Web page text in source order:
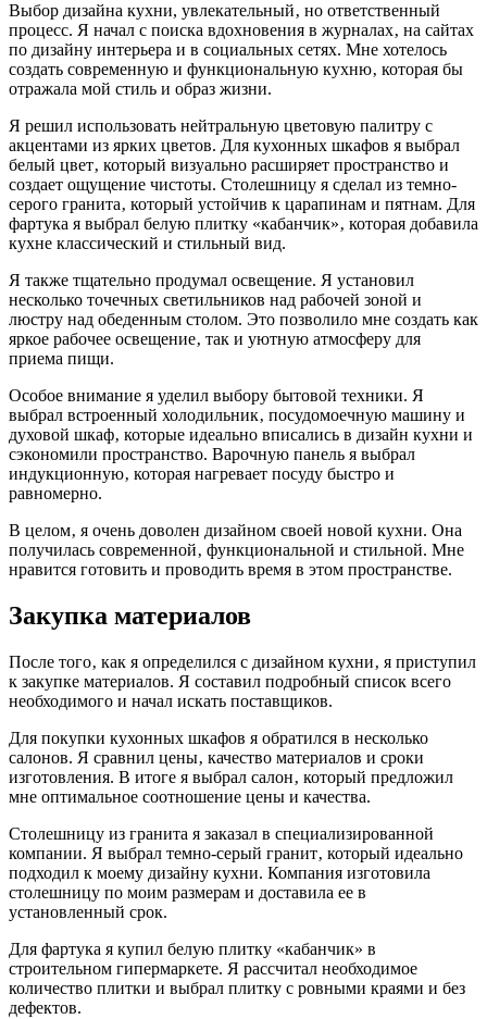
Выбор дизайна кухни, увлекательный‚ но ответственный
процесс. Я начал с поиска вдохновения в журналах‚ на сайтах
по дизайну интерьера и в социальных сетях. Мне хотелось
создать современную и функциональную кухню‚ которая бы
отражала мой стиль и образ жизни.
Я решил использовать нейтральную цветовую палитру с
акцентами из ярких цветов. Для кухонных шкафов я выбрал
белый цвет‚ который визуально расширяет пространство и
создает ощущение чистоты. Столешницу я сделал из темно-
серого гранита‚ который устойчив к царапинам и пятнам. Для
фартука я выбрал белую плитку «кабанчик»‚ которая добавила
кухне классический и стильный вид.
Я также тщательно продумал освещение. Я установил
несколько точечных светильников над рабочей зоной и
люстру над обеденным столом. Это позволило мне создать как
яркое рабочее освещение‚ так и уютную атмосферу для
приема пищи.
Особое внимание я уделил выбору бытовой техники. Я
выбрал встроенный холодильник‚ посудомоечную машину и
духовой шкаф‚ которые идеально вписались в дизайн кухни и
сэкономили пространство. Варочную панель я выбрал
индукционную‚ которая нагревает посуду быстро и
равномерно.
В целом‚ я очень доволен дизайном своей новой кухни. Она
получилась современной‚ функциональной и стильной. Мне
нравится готовить и проводить время в этом пространстве.
Закупка материалов
После того‚ как я определился с дизайном кухни‚ я приступил
к закупке материалов. Я составил подробный список всего
необходимого и начал искать поставщиков.
Для покупки кухонных шкафов я обратился в несколько
салонов. Я сравнил цены‚ качество материалов и сроки
изготовления. В итоге я выбрал салон‚ который предложил
мне оптимальное соотношение цены и качества.
Столешницу из гранита я заказал в специализированной
компании. Я выбрал темно-серый гранит‚ который идеально
подходил к моему дизайну кухни. Компания изготовила
столешницу по моим размерам и доставила ее в
установленный срок.
Для фартука я купил белую плитку «кабанчик» в
строительном гипермаркете. Я рассчитал необходимое
количество плитки и выбрал плитку с ровными краями и без
дефектов.